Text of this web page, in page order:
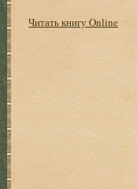
Читать книгу Online